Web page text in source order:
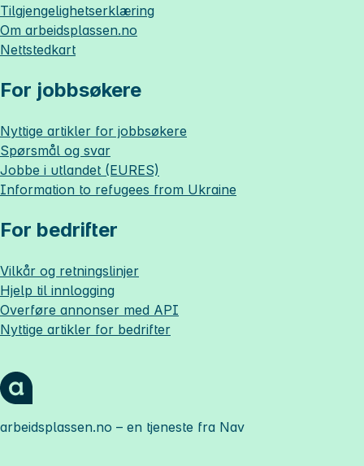
Tilgjengelighetserklæring
Om arbeidsplassen.no
Nettstedkart
For jobbsøkere
Nyttige artikler for jobbsøkere
Spørsmål og svar
Jobbe i utlandet (EURES)
Information to refugees from Ukraine
For bedrifter
Vilkår og retningslinjer
Hjelp til innlogging
Overføre annonser med API
Nyttige artikler for bedrifter
arbeidsplassen.no – en tjeneste fra Nav